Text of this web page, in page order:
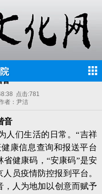
音
点击:781
者：尹洁
音
们生活的日常。“吉祥
康信息查询和报送平台
健康码，“安康码”是安
员疫情防控报到平台。
，人为地加以创意而赋予